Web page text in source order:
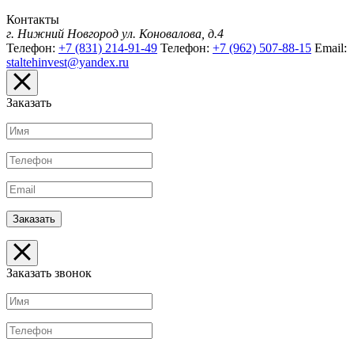
Контакты
г. Нижний Новгород ул. Коновалова, д.4
Телефон: +7 (831) 214-91-49 Телефон: +7 (962) 507-88-15 Email:
staltehinvest@yandex.ru
Заказать
Заказать звонок